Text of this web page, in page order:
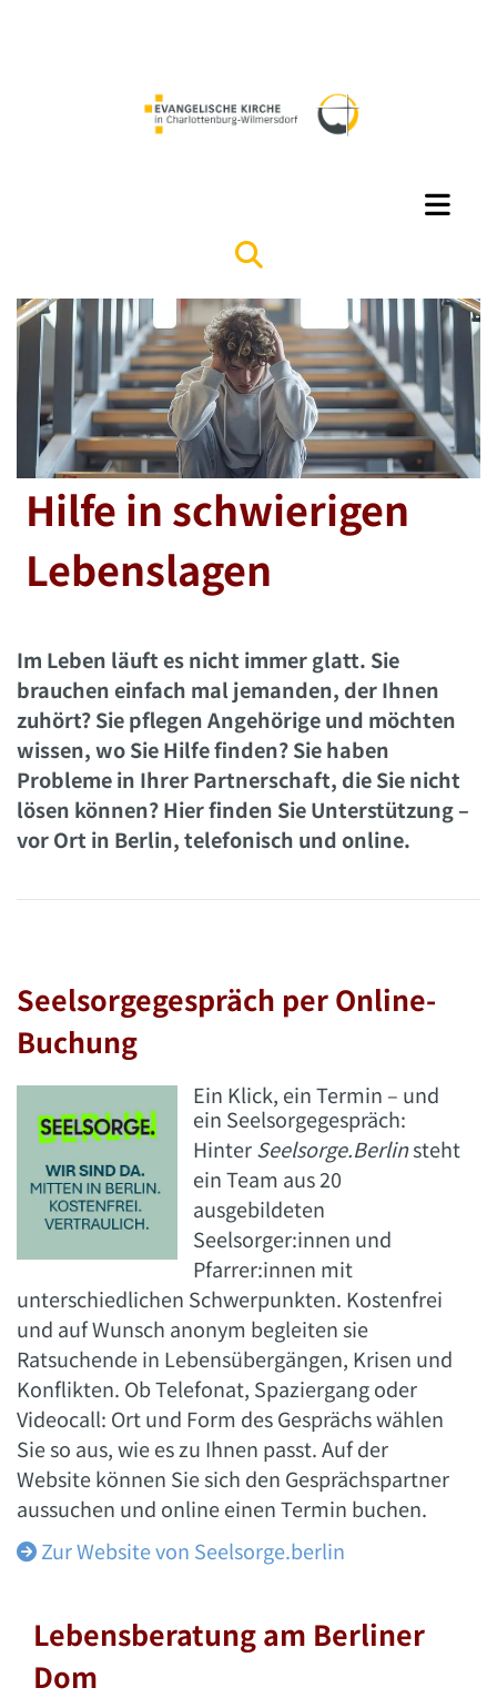
Hilfe in schwierigen
Lebenslagen
Im Leben läuft es nicht immer glatt. Sie
brauchen einfach mal jemanden, der Ihnen
zuhört? Sie pflegen Angehörige und möchten
wissen, wo Sie Hilfe finden? Sie haben
Probleme in Ihrer Partnerschaft, die Sie nicht
lösen können? Hier finden Sie Unterstützung –
vor Ort in Berlin, telefonisch und online.
Seelsorgegespräch per Online-
Buchung
Ein Klick, ein Termin – und
ein Seelsorgegespräch:
HinterSeelsorge.Berlinsteht
ein Team aus 20
ausgebildeten
Seelsorger:innen und
Pfarrer:innen mit
unterschiedlichen Schwerpunkten. Kostenfrei
und auf Wunsch anonym begleiten sie
Ratsuchende in Lebensübergängen, Krisen und
Konflikten. Ob Telefonat, Spaziergang oder
Videocall: Ort und Form des Gesprächs wählen
Sie so aus, wie es zu Ihnen passt. Auf der
Websitekönnen Sie sich den Gesprächspartner
aussuchen und online einen Termin buchen.
 Zur Website von Seelsorge.berlin
Lebensberatung am Berliner
Dom